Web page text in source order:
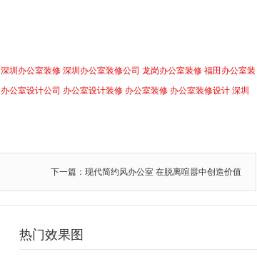
深圳办公室装修 深圳办公室装修公司 龙岗办公室装修 福田办公室装
办公室设计公司 办公室设计装修 办公室装修 办公室装修设计 深圳
下一篇：现代简约风办公室 在脱离喧嚣中创造价值
热门效果图